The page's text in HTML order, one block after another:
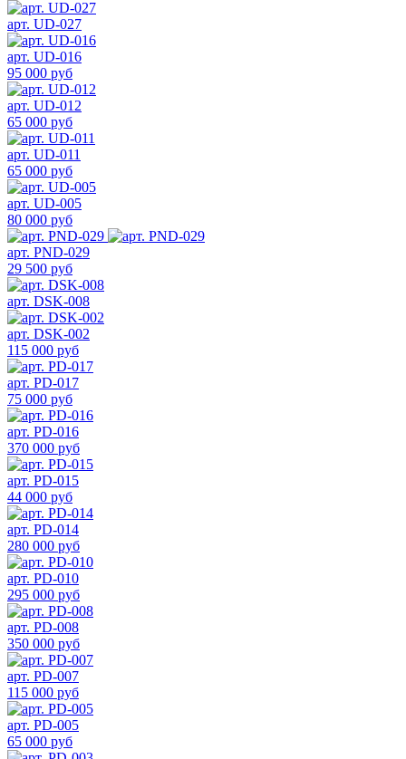
арт. UD-027
арт. UD-016
95 000 руб
арт. UD-012
65 000 руб
арт. UD-011
65 000 руб
арт. UD-005
80 000 руб
арт. PND-029
29 500 руб
арт. DSK-008
арт. DSK-002
115 000 руб
арт. PD-017
75 000 руб
арт. PD-016
370 000 руб
арт. PD-015
44 000 руб
арт. PD-014
280 000 руб
арт. PD-010
295 000 руб
арт. PD-008
350 000 руб
арт. PD-007
115 000 руб
арт. PD-005
65 000 руб